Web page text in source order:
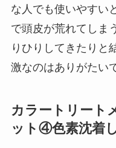
な人でも使いやすい
で頭皮が荒れてしま
りひりしてきたりと
激なのはありがたい
カラートリート
ット④色素沈着